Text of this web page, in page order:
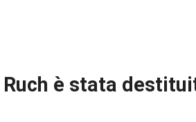
è stata